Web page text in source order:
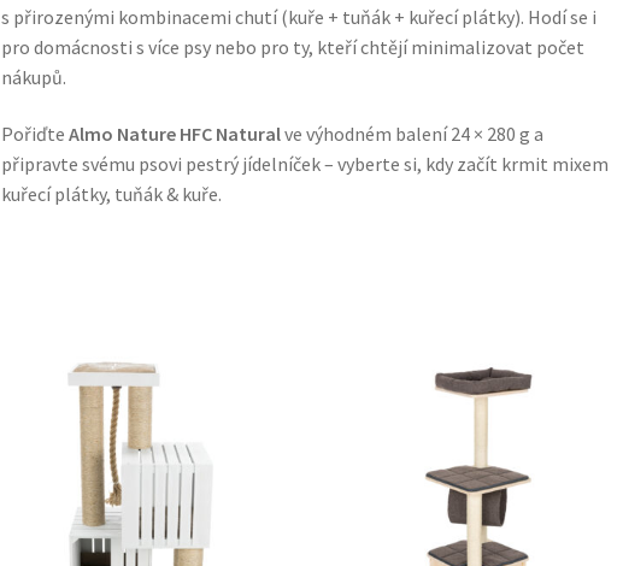
s přirozenými kombinacemi chutí (kuře + tuňák + kuřecí plátky). Hodí se i
pro domácnosti s více psy nebo pro ty, kteří chtějí minimalizovat počet
nákupů.
Pořiďte Almo Nature HFC Naturalve výhodném balení 24 × 280 g a
připravte svému psovi pestrý jídelníček – vyberte si, kdy začít krmit mixem
kuřecí plátky, tuňák & kuře.